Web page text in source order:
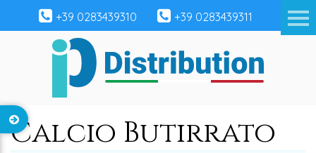
+39 0283439310 +39 0283439311
Calcio Butirrato